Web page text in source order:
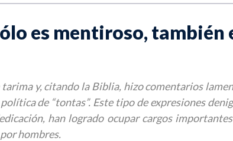
es mentiroso, también
y, citando la Biblia, hizo comentarios
de “tontas”. Este tipo de expresiones
han logrado ocupar cargos
hombres.